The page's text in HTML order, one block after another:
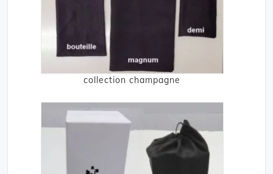
collection champagne